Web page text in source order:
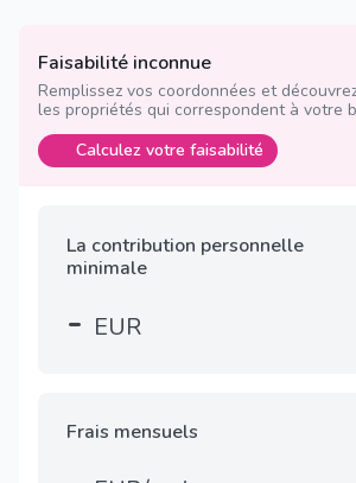
Faisabilité inconnue
Remplissez vos coordonnées et
les propriétés qui correspondent à votre
Calculez votre faisabilité
La contribution personnelle
minimale
- EUR
Frais mensuels